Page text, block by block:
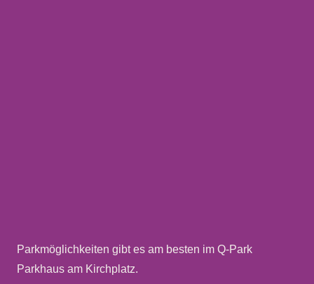
Parkmöglichkeiten gibt es am besten im Q-Park
Parkhaus am Kirchplatz.